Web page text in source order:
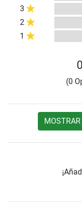
3
2
1
0
(0